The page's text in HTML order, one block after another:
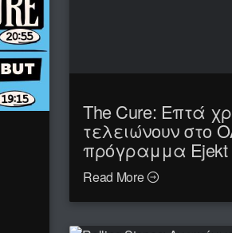
The Cure: Επτά
τελειώνουν στο
πρόγραμμα Ejekt
Read More